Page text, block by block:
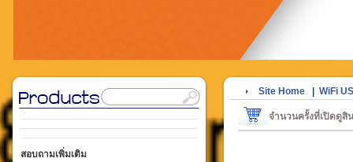
สอบถามเพิ่มเติม
Site Home WiFi
จำนวนครั้งที่เปิดดูสิ